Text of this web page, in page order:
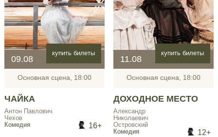
09.08
Основная сцена, 18:00
ЧАЙКА
Антон Павлович
Чехов
Комедия
16+
купить билеты
11.08
Основная сцена, 18:00
ДОХОДНОЕ МЕСТО
Александр
Николаевич
Островский
Комедия
12+
купить билеты